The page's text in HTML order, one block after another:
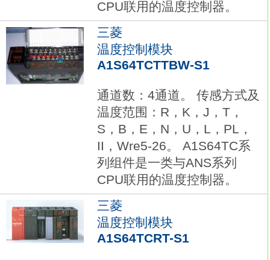
CPU联用的温度控制器。
三菱
温度控制模块
A1S64TCTTBW-S1
通道数：4通道。 传感方式及
温度范围：R，K，J，T，
S，B，E，N，U，L，PL，
II，Wre5-26。 A1S64TC系
列组件是一类与ANS系列
CPU联用的温度控制器。
三菱
温度控制模块
A1S64TCRT-S1